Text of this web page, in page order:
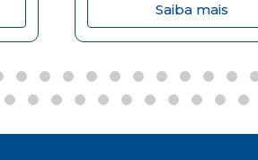
Saiba mais